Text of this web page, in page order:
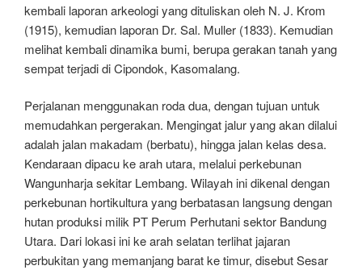
kembali laporan arkeologi yang dituliskan oleh N. J. Krom
(1915), kemudian laporan Dr. Sal. Muller (1833). Kemudian
melihat kembali dinamika bumi, berupa gerakan tanah yang
sempat terjadi di Cipondok, Kasomalang.
Perjalanan menggunakan roda dua, dengan tujuan untuk
memudahkan pergerakan. Mengingat jalur yang akan dilalui
adalah jalan makadam (berbatu), hingga jalan kelas desa.
Kendaraan dipacu ke arah utara, melalui perkebunan
Wangunharja sekitar Lembang. Wilayah ini dikenal dengan
perkebunan hortikultura yang berbatasan langsung dengan
hutan produksi milik PT Perum Perhutani sektor Bandung
Utara. Dari lokasi ini ke arah selatan terlihat jajaran
perbukitan yang memanjang barat ke timur, disebut Sesar